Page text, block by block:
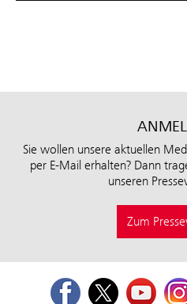
Sie wollen unsere aktuellen
per E-Mail erhalten? Dann
unseren
Zum
FacebookTwitterYoutube